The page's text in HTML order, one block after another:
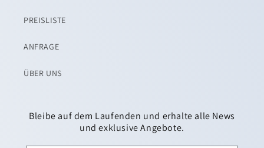
PREISLISTE
ANFRAGE
ÜBER UNS
Bleibe auf dem Laufenden und erhalte alle News
und exklusive Angebote.